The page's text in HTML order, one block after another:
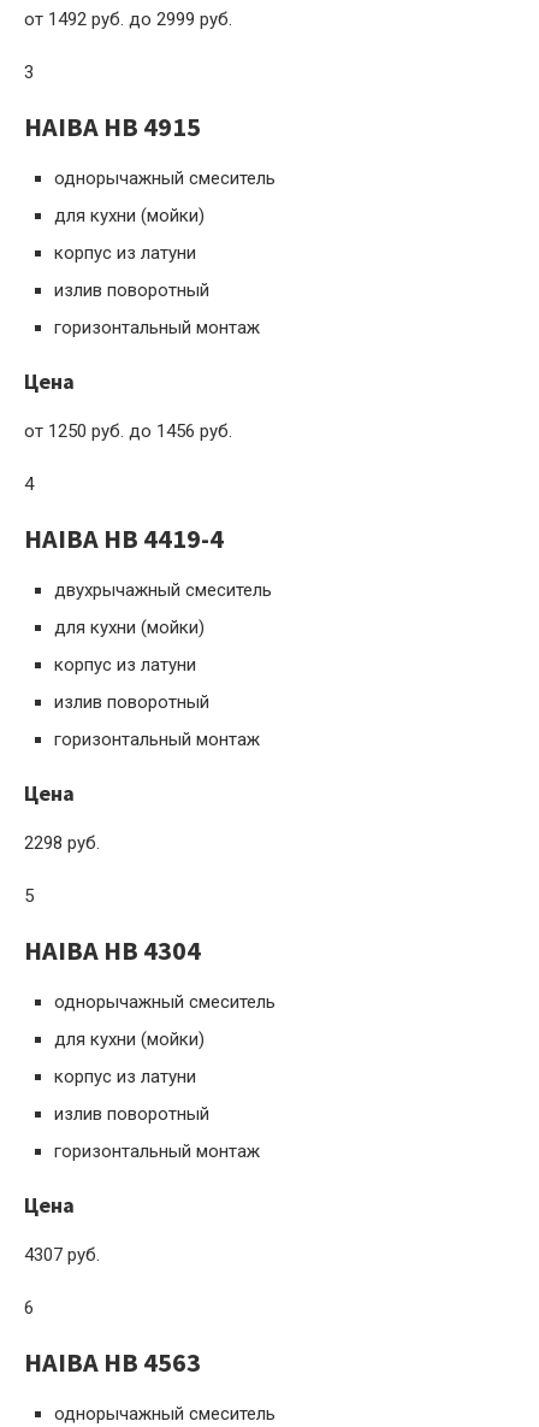
от 1492 руб. до 2999 руб.
3
HAIBA HB 4915
однорычажный смеситель
для кухни (мойки)
корпус из латуни
излив поворотный
горизонтальный монтаж
Цена
от 1250 руб. до 1456 руб.
4
HAIBA HB 4419-4
двухрычажный смеситель
для кухни (мойки)
корпус из латуни
излив поворотный
горизонтальный монтаж
Цена
2298 руб.
5
HAIBA HB 4304
однорычажный смеситель
для кухни (мойки)
корпус из латуни
излив поворотный
горизонтальный монтаж
Цена
4307 руб.
6
HAIBA HB 4563
однорычажный смеситель